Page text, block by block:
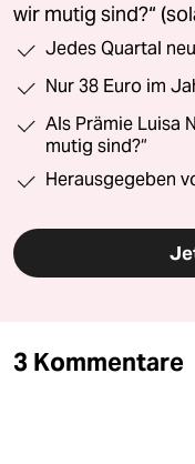
wir mutig sind?“
Jedes Quartal
Nur 38 Euro im
Als Prämie Luisa
mutig sind?“
Herausgegeben
3 Kommentare